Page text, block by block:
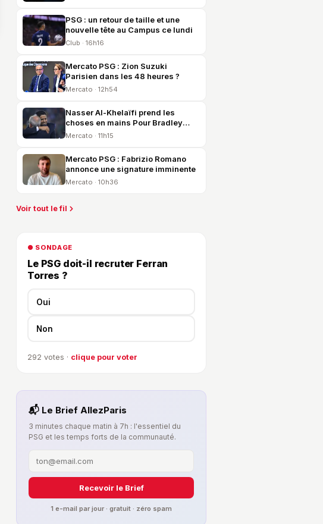
PSG : un retour de taille et une
nouvelle tête au Campus ce lundi
Club · 16h16
Mercato PSG : Zion Suzuki
Parisien dans les 48 heures ?
Mercato · 12h54
Nasser Al-Khelaïfi prend les
choses en mains Pour Bradley
Barcola !
Mercato · 11h15
Mercato PSG : Fabrizio Romano
annonce une signature imminente
Mercato · 10h36
Voir tout le fil
● SONDAGE
Le PSG doit-il recruter Ferran
Torres ?
Oui
Non
292 votes · clique pour voter
📬 Le Brief AllezParis
3 minutes chaque matin à 7h : l'essentiel du
PSG et les temps forts de la communauté.
Recevoir le Brief
1 e-mail par jour · gratuit · zéro spam